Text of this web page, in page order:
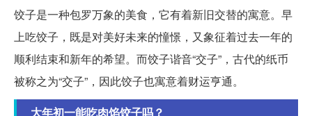
饺子是一种包罗万象的美食，它有着新旧交替的寓意。早
上吃饺子，既是对美好未来的憧憬，又象征着过去一年的
顺利结束和新年的希望。而饺子谐音“交子”，古代的纸币
被称之为“交子”，因此饺子也寓意着财运亨通。
大年初一能吃肉馅饺子吗？